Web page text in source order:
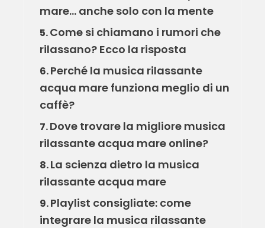
mare… anche solo con la mente
5.Come si chiamano i rumori che
rilassano? Ecco la risposta
6.Perché la musica rilassante
acqua mare funziona meglio di un
caffè?
7.Dove trovare la migliore musica
rilassante acqua mare online?
8.La scienza dietro la musica
rilassante acqua mare
9.Playlist consigliate: come
integrare la musica rilassante